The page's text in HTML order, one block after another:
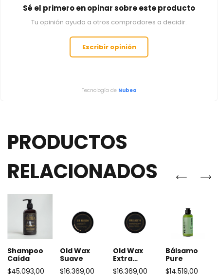
Sé el primero en opinar sobre este producto
Tu opinión ayuda a otros compradores a decidir.
Escribir opinión
Tecnología de Nubea
PRODUCTOS
RELACIONADOS
Shampoo
Caída
$45.093,00
Old Wax
Suave
$16.369,00
Old Wax
Extra
Fuerte
$16.369,00
Bálsamo
Pure
$14.519,00